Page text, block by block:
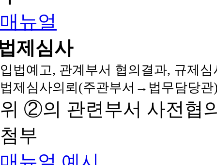
매뉴얼
제심사
입법예고, 관계부서 협의결과, 규제
법제심사의뢰(주관부서→법무담당
위 ②의 관련부서 사전협
첨부